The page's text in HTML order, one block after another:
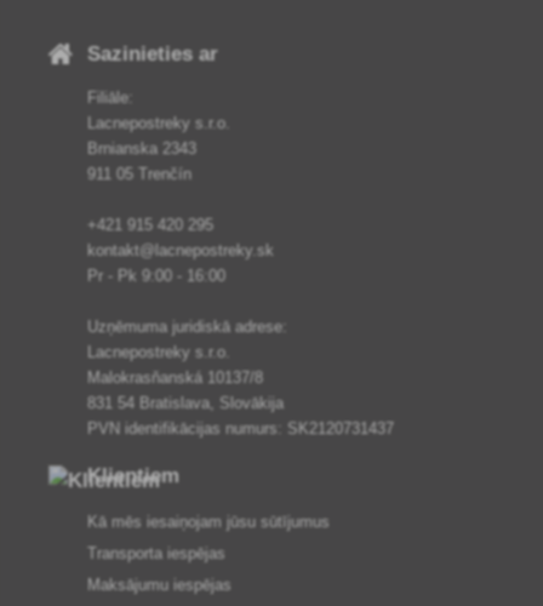
Sazinieties ar
Filiāle:
Lacnepostreky s.r.o.
Brnianska 2343
911 05 Trenčín
+421 915 420 295
kontakt@lacnepostreky.sk
Pr - Pk 9:00 - 16:00
Uzņēmuma juridiskā adrese:
Lacnepostreky s.r.o.
Malokrasňanská 10137/8
831 54 Bratislava, Slovākija
PVN identifikācijas numurs: SK2120731437
Klientiem
Kā mēs iesaiņojam jūsu sūtījumus
Transporta iespējas
Maksājumu iespējas